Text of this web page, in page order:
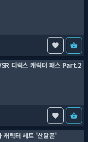
디럭스 캐릭터 패스 Part.2
캐릭터 세트 '산달폰'